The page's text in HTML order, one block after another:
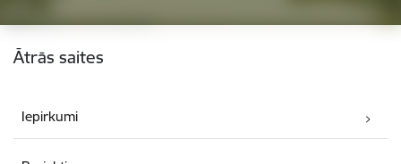
Kājene
Ātrās saites
Iepirkumi